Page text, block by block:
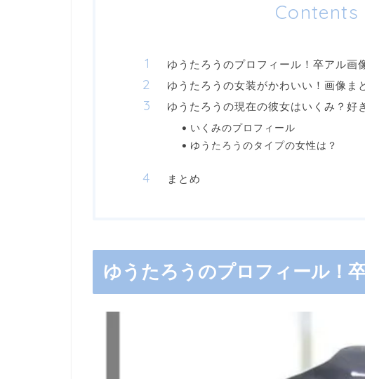
Contents
ゆうたろうのプロフィール！卒アル画
ゆうたろうの女装がかわいい！画像ま
ゆうたろうの現在の彼女はいくみ？好
いくみのプロフィール
ゆうたろうのタイプの女性は？
まとめ
ゆうたろうのプロフィール！